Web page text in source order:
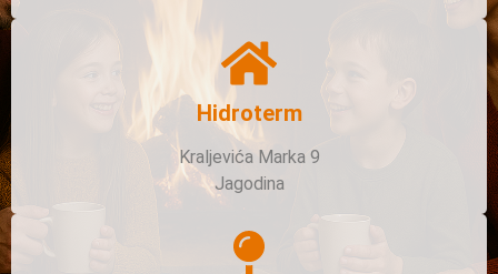
Hidroterm
Kraljevića Marka 9
Jagodina